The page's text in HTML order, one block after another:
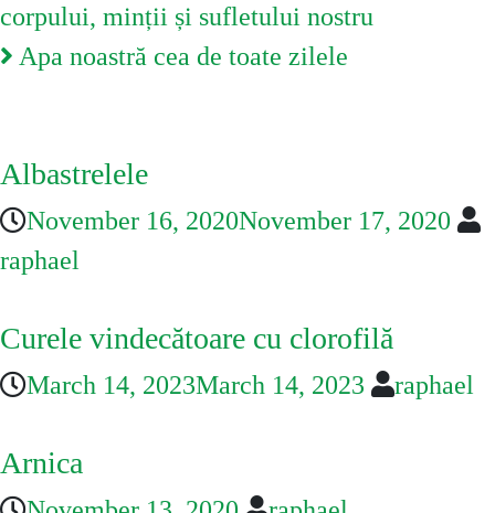
corpului, minții și sufletului nostru
Apa noastră cea de toate zilele
Albastrelele
November 16, 2020November 17, 2020
raphael
Curele vindecătoare cu clorofilă
March 14, 2023March 14, 2023 raphael
Arnica